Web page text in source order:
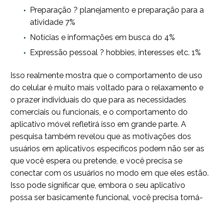
Preparação ? planejamento e preparação para a
atividade 7%
Notícias e informações em busca do 4%
Expressão pessoal ? hobbies, interesses etc. 1%
Isso realmente mostra que o comportamento de uso
do celular é muito mais voltado para o relaxamento e
o prazer individuais do que para as necessidades
comerciais ou funcionais, e o comportamento do
aplicativo móvel refletirá isso em grande parte. A
pesquisa também revelou que as motivações dos
usuários em aplicativos específicos podem não ser as
que você espera ou pretende, e você precisa se
conectar com os usuários no modo em que eles estão.
Isso pode significar que, embora o seu aplicativo
possa ser basicamente funcional, você precisa torná-